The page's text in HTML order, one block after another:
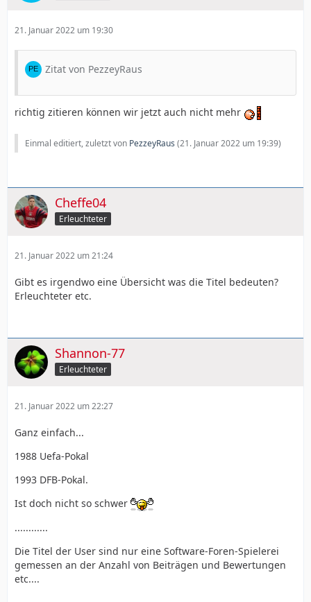
21. Januar 2022 um 19:30
Zitat von PezzeyRaus
richtig zitieren können wir jetzt auch nicht mehr
Einmal editiert, zuletzt von PezzeyRaus (21. Januar 2022 um 19:39)
Cheffe04
Erleuchteter
21. Januar 2022 um 21:24
Gibt es irgendwo eine Übersicht was die Titel bedeuten?
Erleuchteter etc.
Shannon-77
Erleuchteter
21. Januar 2022 um 22:27
Ganz einfach...
1988 Uefa-Pokal
1993 DFB-Pokal.
Ist doch nicht so schwer
............
Die Titel der User sind nur eine Software-Foren-Spielerei
gemessen an der Anzahl von Beiträgen und Bewertungen
etc....